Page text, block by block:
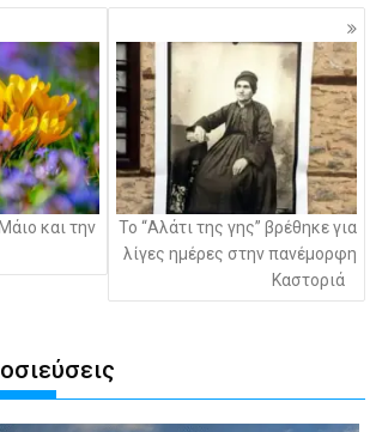
και την
Το “Αλάτι της γης” βρέθηκε για
λίγες ημέρες στην πανέμορφη
Καστοριά